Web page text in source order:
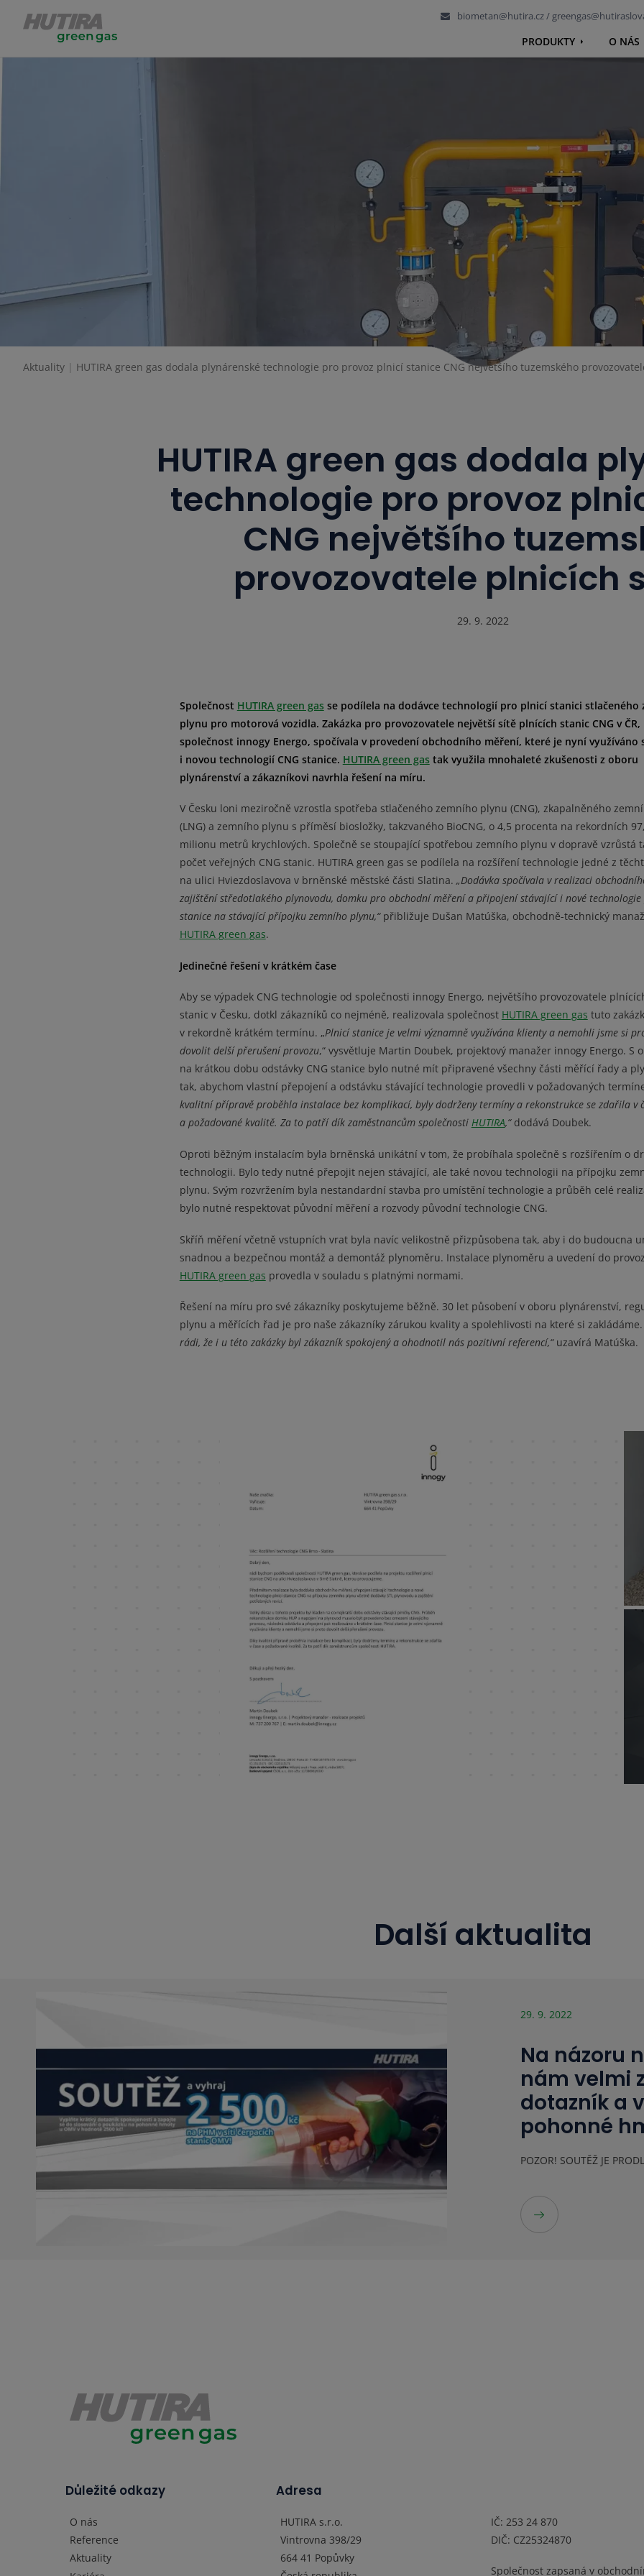
biometan@hutira.cz /
PRODUKTY O NÁS
Aktuality HUTIRA green gas dodala plynárenské technologie pro provoz plnicí stanice CNG největšího tuzemského
HUTIRA green gas dodala
technologie pro provoz
CNG největšího
provozovatele plnicích
29. 9. 2022
Společnost HUTIRA green gasse podílela na dodávce technologií pro plnicí stanici stlačeného
plynu pro motorová vozidla. Zakázka pro provozovatele největší sítě plnících stanic CNG v ČR,
společnost innogy Energo, spočívala v provedení obchodního měření, které je nyní využíváno
i novou technologií CNG stanice. HUTIRA green gastak využila mnohaleté zkušenosti z oboru
plynárenství a zákazníkovi navrhla řešení na míru.
V Česku loni meziročně vzrostla spotřeba stlačeného zemního plynu (CNG), zkapalněného
(LNG) a zemního plynu s příměsí biosložky, takzvaného BioCNG, o 4,5 procenta na rekordních
milionu metrů krychlových. Společně se stoupající spotřebou zemního plynu v dopravě vzrůstá
počet veřejných CNG stanic. HUTIRA green gas se podílela na rozšíření technologie jedné z
na ulici Hviezdoslavova v brněnské městské části Slatina. „Dodávka spočívala v realizaci
zajištění středotlakého plynovodu, domku pro obchodní měření a připojení stávající i nové
stanice na stávající přípojku zemního plynu,“ přibližuje Dušan Matúška, obchodně-technický
HUTIRA green gas.
Jedinečné řešení v krátkém čase
Aby se výpadek CNG technologie od společnosti innogy Energo, největšího provozovatele
stanic v Česku, dotkl zákazníků co nejméně, realizovala společnost HUTIRA green gas tuto
v rekordně krátkém termínu. „Plnicí stanice je velmi významně využívána klienty a nemohli jsme si
dovolit delší přerušení provozu,“ vysvětluje Martin Doubek, projektový manažer innogy Energo. S
na krátkou dobu odstávky CNG stanice bylo nutné mít připravené všechny části měřící řady a
tak, abychom vlastní přepojení a odstávku stávající technologie provedli v požadovaných
kvalitní přípravě proběhla instalace bez komplikací, byly dodrženy termíny a rekonstrukce se zdařila v
a požadované kvalitě. Za to patří dík zaměstnancům společnosti HUTIRA,“ dodává Doubek.
Oproti běžným instalacím byla brněnská unikátní v tom, že probíhala společně s rozšířením o
technologii. Bylo tedy nutné přepojit nejen stávající, ale také novou technologii na přípojku
plynu. Svým rozvržením byla nestandardní stavba pro umístění technologie a průběh celé
bylo nutné respektovat původní měření a rozvody původní technologie CNG.
Skříň měření včetně vstupních vrat byla navíc velikostně přizpůsobena tak, aby i do budoucna
snadnou a bezpečnou montáž a demontáž plynoměru. Instalace plynoměru a uvedení do
HUTIRA green gas provedla v souladu s platnými normami.
Řešení na míru pro své zákazníky poskytujeme běžně. 30 let působení v oboru plynárenství,
plynu a měřících řad je pro naše zákazníky zárukou kvality a spolehlivosti na které si
rádi, že i u této zakázky byl zákazník spokojený a ohodnotil nás pozitivní referencí,“uzavírá Matúška.
Další aktualita
29. 9. 2022
Na názoru
nám velmi
dotazník a
pohonné
POZOR! SOUTĚŽ JE
Důležité odkazy
O nás
Reference
Aktuality
Adresa
HUTIRA s.r.o.
Vintrovna 398/29
664 41 Popůvky
IČ: 253 24 870
DIČ: CZ25324870
Společnost zapsaná v